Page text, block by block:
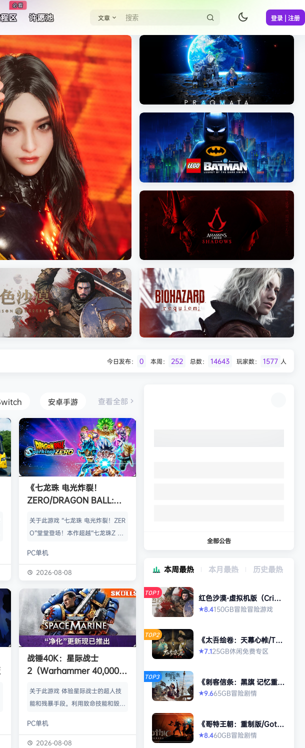
区
必看
许愿池 文章 登录 | 注册
007 初露锋芒（007 First Light
《识质存在/PRAGMATA》免安装中文版
《乐高蝙蝠侠：黑暗骑士之遗/LEGO
Batman: Legacy of the Dark Knight》
免安装中文版
《刺客信条：影/Assassin’s Creed
Shadows》免安装版，非虚拟机
今日发布： 0 本周： 252 总数： 14643 玩家数： 1577 人
安卓手游 查看全部
《七龙珠 电光炸裂！
ZERO/DRAGON BALL:
中文版
关于此游戏 “七龙珠 电光炸裂！ZER
O”堂堂登场！本作超越“七龙珠Z 电
ing!”）到达新的境界。化身超战
士，来体验惊天动地，突破极限的七
阵容收录包括龙珠Z、龙珠超、龙珠
GT以及部分电影版，总计超过180
名战士的力量。每位角色都有独特的
能力、变身以及技巧。 让你拥有毁
灭性的力量，成为七龙珠史上最强的
战士！ 身临其境的3D对战…
PC单机
2026-08-08
战锤40K：星际战士
2（Warhammer 40,000:
中文版
关于此游戏 体验星际战士的超人技
能和残暴手段。利用致命技能和毁灭
择单人或多人模式，在恢弘的第三人
称战斗中保卫帝国。 在这款2011年
PC单机
2026-08-08
全部公告
本周最热 本月最热 历史最热
TOP1
红色沙漠-虚拟机版（Crims
on Desert HYPERVISO
R）免安装中文版
★8.4150GB冒险冒险游戏
TOP2
《太吾绘卷：天幕心帷/The
Scroll of Taiwu : Beyond
The Dom》免安装中文版
★7.125GB休闲免费专区
TOP3
《刺客信条：黑旗 记忆重
置-虚拟机版/Assassin’s Cr
eed Black Flag Resynced
★9.665GB冒险剧情
《哥特王朝：重制版/Gothi
c 1 Remake》免安装中文
版
★8.460GB冒险剧情